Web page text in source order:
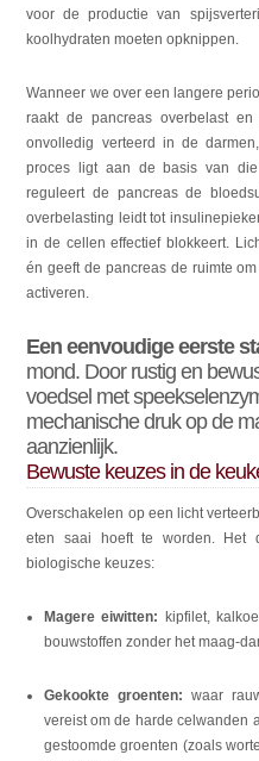
voor de productie van
koolhydraten moeten opknippen.
Wanneer we over een langere
raakt de pancreas overbelast en
onvolledig verteerd in de
proces ligt aan de basis van die
reguleert de pancreas de
overbelasting leidt tot
in de cellen effectief blokkeert.
én geeft de pancreas de ruimte
activeren.
Een eenvoudige eerste
mond. Door rustig en
voedsel met
mechanische druk op de
aanzienlijk.
Bewuste keuzes in de
Overschakelen op een licht
eten saai hoeft te worden. Het
biologische keuzes:
Magere eiwitten: kipfilet,
bouwstoffen zonder het maag-
Gekookte groenten: waar
vereist om de harde celwanden
gestoomde groenten (zoals